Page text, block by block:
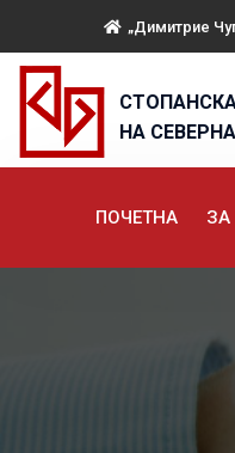
„Димитрие
НА
ПОЧЕТНА ЗА